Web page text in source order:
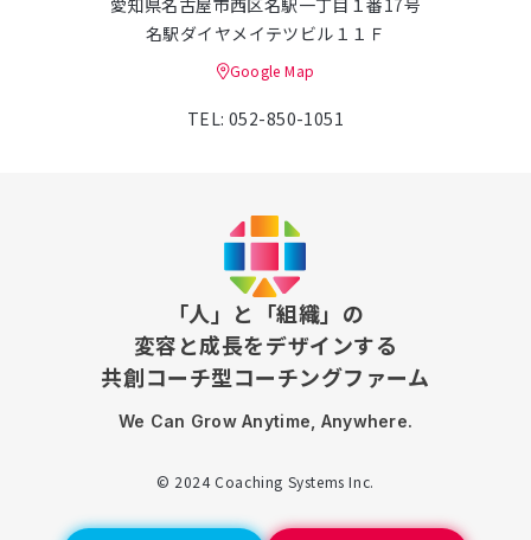
名駅ダイヤメイテツビル１１Ｆ
Google Map
TEL: 052-850-1051
「人」と「組織」の
変容と成長をデザインする
共創コーチ型コーチングファーム
We Can Grow Anytime, Anywhere.
© 2024 Coaching Systems Inc.